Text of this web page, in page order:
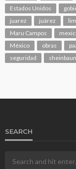
Estados Unidos
juarez
juárez
Maru Campos
México
obras
seguridad
SEARCH